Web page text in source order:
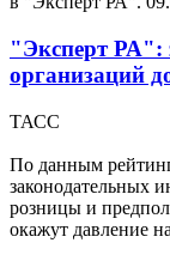
"Эксперт РА":
организаций
ТАСС
По данным
законодательных
розницы и
окажут давление